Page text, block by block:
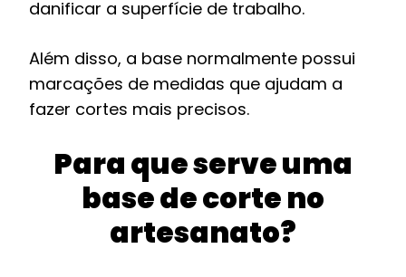
danificar a superfície de trabalho.
Além disso, a base normalmente possui
marcações de medidas que ajudam a
fazer cortes mais precisos.
Para que serve uma
base de corte no
artesanato?